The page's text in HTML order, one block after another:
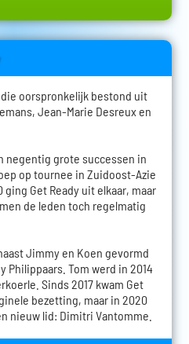
oorspronkelijk bestond uit
Jean-Marie Desreux en
negentig grote successen in
op tournee in Zuidoost-Azie
Get Ready uit elkaar, maar
de leden toch regelmatig
Jimmy en Koen gevormd
Philippaars. Tom werd in 2014
Sinds 2017 kwam Get
bezetting, maar in 2020
nieuw lid: Dimitri Vantomme.